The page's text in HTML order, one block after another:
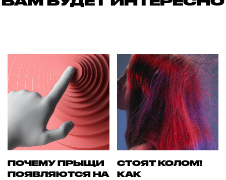
ПОЧЕМУ ПРЫЩИ
ПОЯВЛЯЮТСЯ НА
СТОЯТ КОЛОМ!
КАК